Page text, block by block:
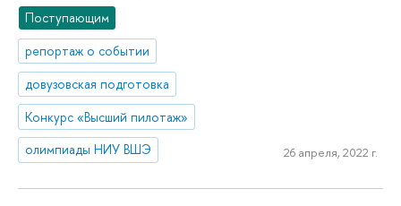
Поступающим
репортаж о событии
довузовская подготовка
Конкурс «Высший пилотаж»
олимпиады НИУ ВШЭ
26 апреля, 2022 г.